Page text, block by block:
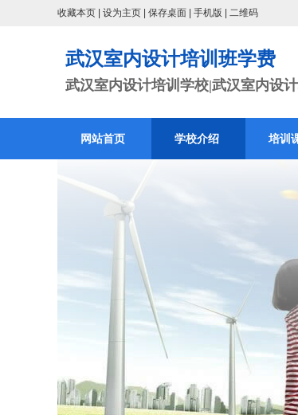
收藏本页 设为主页 保存桌面 手机版 二维码
武汉室内设计培训班学费
武汉室内设计培训学校|武汉室内设
网站首页 学校介绍 培训